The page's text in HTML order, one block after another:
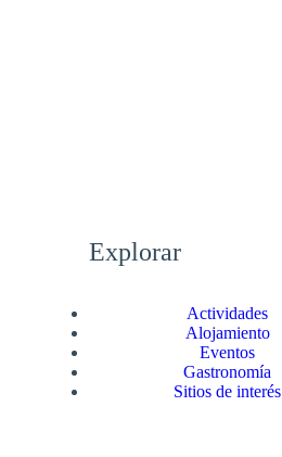
Explorar
Actividades
Alojamiento
Eventos
Gastronomía
Sitios de interés